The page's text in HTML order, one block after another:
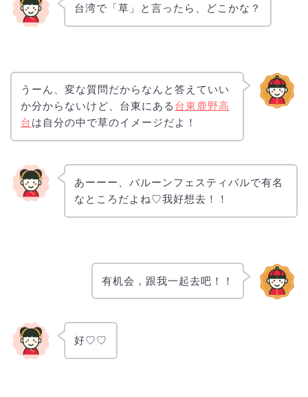
台湾で「草」と言ったら、どこかな？
うーん、変な質問だからなんと答えていい
か分からないけど、台東にある 台東鹿野高
台は自分の中で草のイメージだよ！
あーーー、バルーンフェスティバルで有名
なところだよね♡我好想去！！
有机会，跟我一起去吧！！
好♡♡